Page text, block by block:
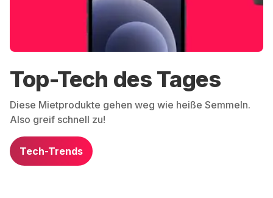
Top-Tech des Tages
Diese Mietprodukte gehen weg wie heiße Semmeln.
Also greif schnell zu!
Tech-Trends